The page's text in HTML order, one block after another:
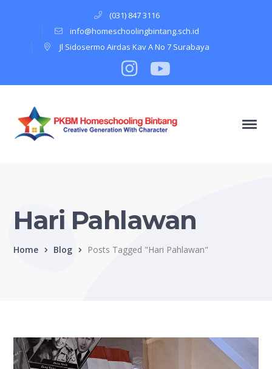
(031) 847 3116
info@homeschoolingbintang.sch.id
Jl Sidosermo Airdas Kav A No 7 Surabaya
Instagram
Profile
Youtube
Hari Pahlawan
Home Blog Posts Tagged "Hari Pahlawan"